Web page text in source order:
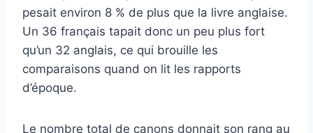
pesait environ 8 % de plus que la livre anglaise.
Un 36 français tapait donc un peu plus fort
qu’un 32 anglais, ce qui brouille les
comparaisons quand on lit les rapports
d’époque.
Le nombre total de canons donnait son rang au